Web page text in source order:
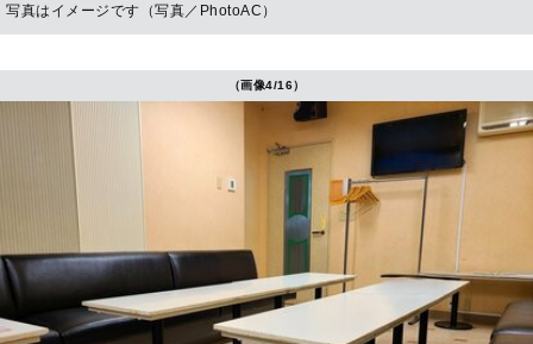
写真はイメージです（写真／PhotoAC）
（画像4/16）